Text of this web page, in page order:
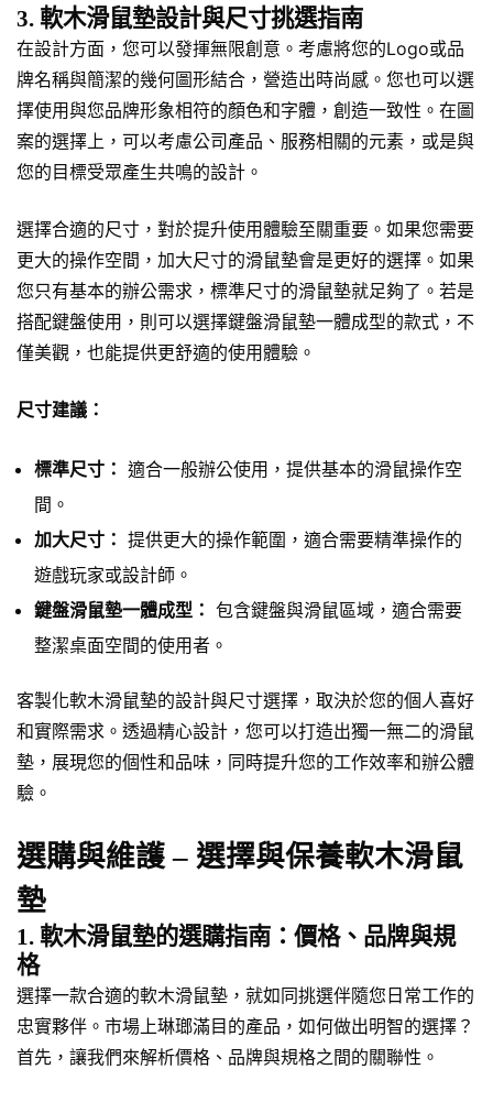
3. 軟木滑鼠墊設計與尺寸挑選指南
在設計方面，您可以發揮無限創意。考慮將您的Logo或品
牌名稱與簡潔的幾何圖形結合，營造出時尚感。您也可以選
擇使用與您品牌形象相符的顏色和字體，創造一致性。在圖
案的選擇上，可以考慮公司產品、服務相關的元素，或是與
您的目標受眾產生共鳴的設計。
選擇合適的尺寸，對於提升使用體驗至關重要。如果您需要
更大的操作空間，加大尺寸的滑鼠墊會是更好的選擇。如果
您只有基本的辦公需求，標準尺寸的滑鼠墊就足夠了。若是
搭配鍵盤使用，則可以選擇鍵盤滑鼠墊一體成型的款式，不
僅美觀，也能提供更舒適的使用體驗。
尺寸建議：
標準尺寸： 適合一般辦公使用，提供基本的滑鼠操作空
間。
加大尺寸： 提供更大的操作範圍，適合需要精準操作的
遊戲玩家或設計師。
鍵盤滑鼠墊一體成型： 包含鍵盤與滑鼠區域，適合需要
整潔桌面空間的使用者。
客製化軟木滑鼠墊的設計與尺寸選擇，取決於您的個人喜好
和實際需求。透過精心設計，您可以打造出獨一無二的滑鼠
墊，展現您的個性和品味，同時提升您的工作效率和辦公體
驗。
選購與維護 – 選擇與保養軟木滑鼠
墊
1. 軟木滑鼠墊的選購指南：價格、品牌與規
格
選擇一款合適的軟木滑鼠墊，就如同挑選伴隨您日常工作的
忠實夥伴。市場上琳瑯滿目的產品，如何做出明智的選擇？
首先，讓我們來解析價格、品牌與規格之間的關聯性。